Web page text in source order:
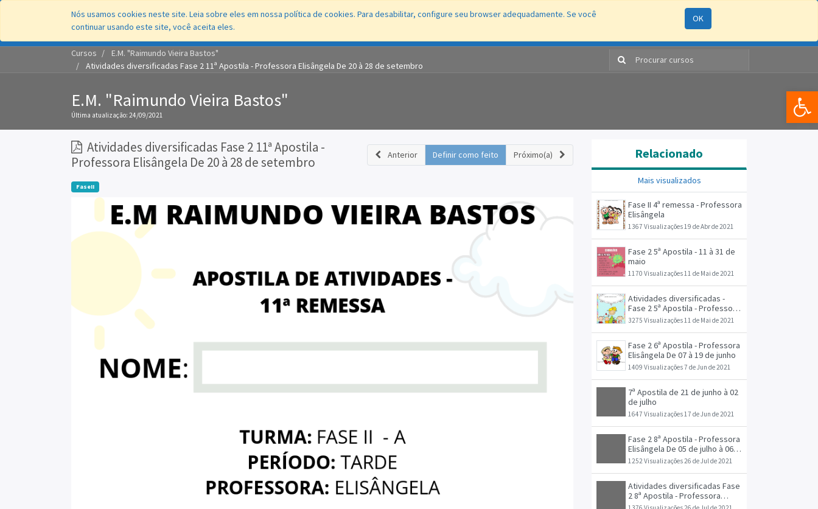
Nós usamos cookies neste site. Leia sobre eles em nossa política de cookies. Para desabilitar, configure seu browser adequadamente. Se você
continuar usando este site, você aceita eles.
OK
Cursos
E.M. "Raimundo Vieira Bastos"
Atividades diversificadas Fase 2 11ª Apostila - Professora Elisângela De 20 à 28 de setembro
E.M. "Raimundo Vieira Bastos"
Última atualização: 24/09/2021
Relacionado
Mais visualizados
Fase II 4ª remessa - Professora
Elisângela
1367 Visualizações19 de Abr de 2021
Fase 2 5ª Apostila - 11 à 31 de
maio
1170 Visualizações11 de Mai de 2021
Atividades diversificadas -
Fase 2 5ª Apostila - Professora
Elisângela De 11 à 31 de maio
3275 Visualizações11 de Mai de 2021
Fase 2 6ª Apostila - Professora
Elisângela De 07 à 19 de junho
1409 Visualizações7 de Jun de 2021
7ª Apostila de 21 de junho à 02
de julho
1647 Visualizações17 de Jun de 2021
Fase 2 8ª Apostila - Professora
Elisângela De 05 de julho à 06
de agosto
1252 Visualizações26 de Jul de 2021
Atividades diversificadas Fase
2 8ª Apostila - Professora
Elisângela De 05 de julho à 06
Atividades diversificadas Fase 2 11ª Apostila -
Professora Elisângela De 20 à 28 de setembro
Anterior Definir como feito Próximo(a)
FaseII